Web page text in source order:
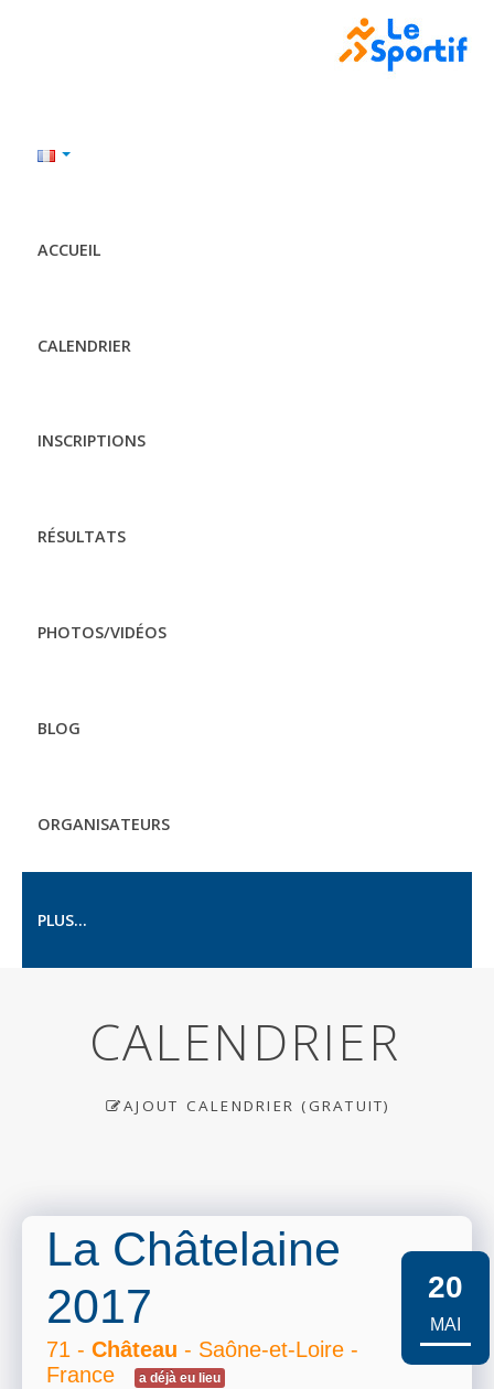
ACCUEIL
CALENDRIER
INSCRIPTIONS
RÉSULTATS
PHOTOS/VIDÉOS
BLOG
ORGANISATEURS
PLUS...
CALENDRIER
AJOUT CALENDRIER (GRATUIT)
La Châtelaine
2017
71 - Château - Saône-et-Loire -
France
a déjà eu lieu
20
MAI